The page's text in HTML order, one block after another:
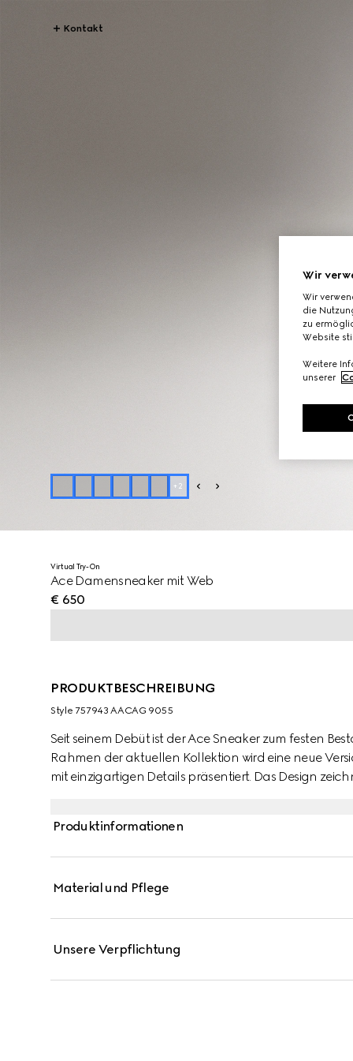
Kontakt
+ 2
Virtual Try-On
Ace Damensneaker mit Web
€ 650
PRODUKTBESCHREIBUNG
Style ‎757943 AACAG 9055
Seit seinem Debüt ist der Ace Sneaker zum festen
Rahmen der aktuellen Kollektion wird eine neue
mit einzigartigen Details präsentiert. Das Design
Produktinformationen
Material und Pflege
Unsere Verpflichtung
Wir
Wir
die
zu
Website
Weitere
unserer